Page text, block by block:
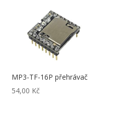
MP3-TF-16P přehrávač
54,00 Kč